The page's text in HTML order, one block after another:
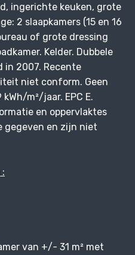
ingerichte keuken, grote
2 slaapkamers (15 en 16
of grote dressing
Kelder. Dubbele
in 2007. Recente
niet conform. Geen
m²/jaar. EPC E.
en oppervlaktes
gegeven en zijn niet
van +/- 31 m² met